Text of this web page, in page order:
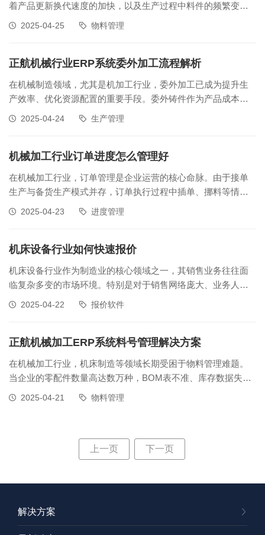
着产品更新换代速度的加快，以及生产过程中料件的频繁变
更，呆料的产生成为制约企业成本控制和运营效率的重要因
产生的主要原因分析机床制造行业呆
2025-04-25 物料管理
正航机械行业ERP系统委外加工流程解析
在机械制造领域，尤其是机加工行业，委外加工已成为提升生
产效率、优化资源配置的重要手段。委外铸件作为产品成本的
重要组成部分，其管理效率直接影响企业的成本控制与运营决
低了运输成本，却也带来了库
2025-04-24 生产管理
机械加工行业订单进度怎么管理好
在机械加工行业，订单管理是企业运营的核心命脉。由于接单
生产与备货生产模式并存，订单执行过程中插单、挪料等情况
频发，给订单进度管理带来巨大挑战。如何高效协调内部资
加工行业的订单管理面临着错综复杂
2025-04-23 进度管理
​机床设备行业如何快速报价
机床设备行业作为制造业的核心领域之一，其销售业务往往面
临复杂多变的市场环境。特别是对于销售网络庞大、业务人员
遍布全国的企业而言，如何高效、精准地管理报价，成为了一
加了报价管理的难度。机床设备行
2025-04-22 报价软件
正航机械加工ERP系统料号管理解决方案
在机械加工行业，机床制造等领域长期受困于物料管理难题。
当企业的零配件数量高达数万种，BOM表不准、库存数据失真
等问题频发，而“一物多号”“多物一号”乱象正是引发这些困境的
2025-04-21 物料管理
上一页 下一页
解决方案